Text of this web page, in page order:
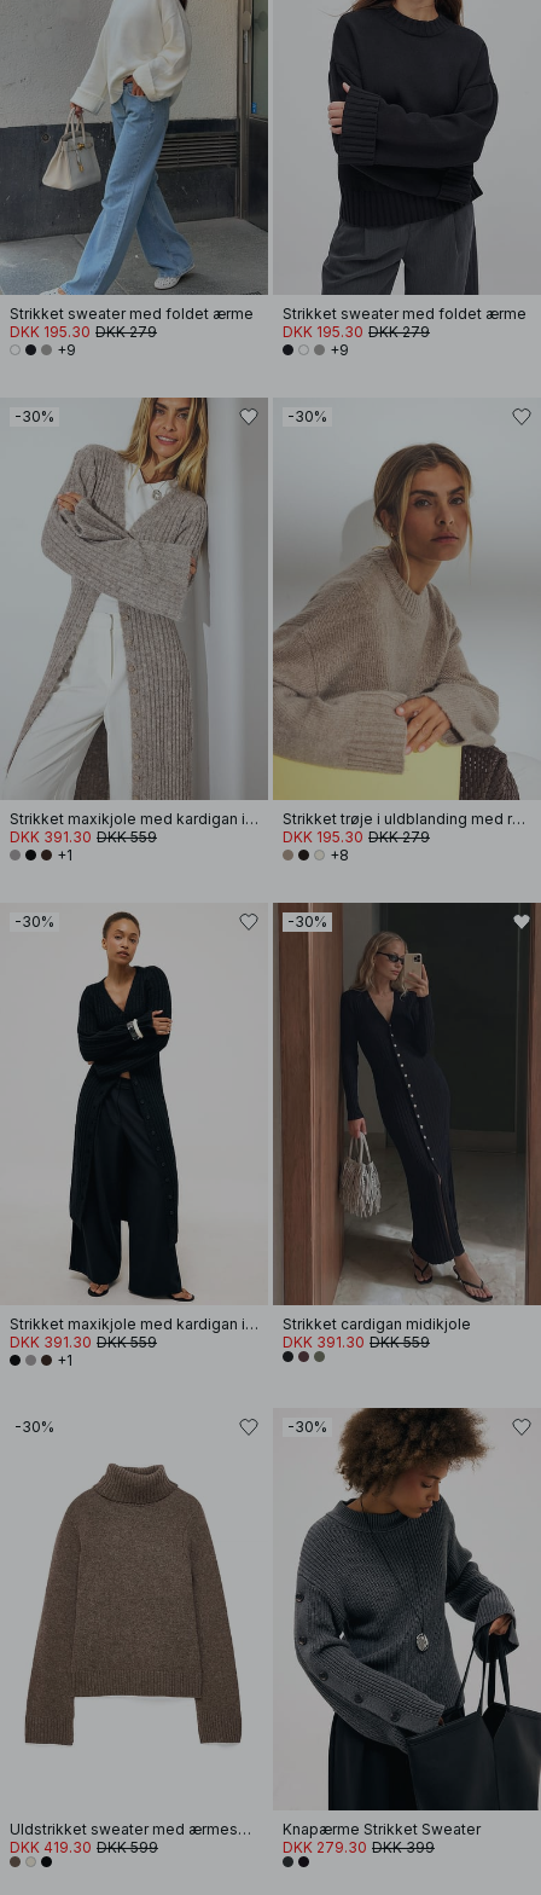
Strikket sweater med foldet ærme
DKK 195.30 DKK 279
+9
Strikket sweater med foldet ærme
DKK 195.30 DKK 279
+9
-30%
Strikket maxikjole med kardigan i uldblanding
DKK 391.30 DKK 559
+1
-30%
Strikket trøje i uldblanding med rund hals
DKK 195.30 DKK 279
+8
-30%
Strikket maxikjole med kardigan i uldblanding
DKK 391.30 DKK 559
+1
-30%
Strikket cardigan midikjole
DKK 391.30 DKK 559
-30%
Uldstrikket sweater med ærmesplit
DKK 419.30 DKK 599
-30%
Knapærme Strikket Sweater
DKK 279.30 DKK 399